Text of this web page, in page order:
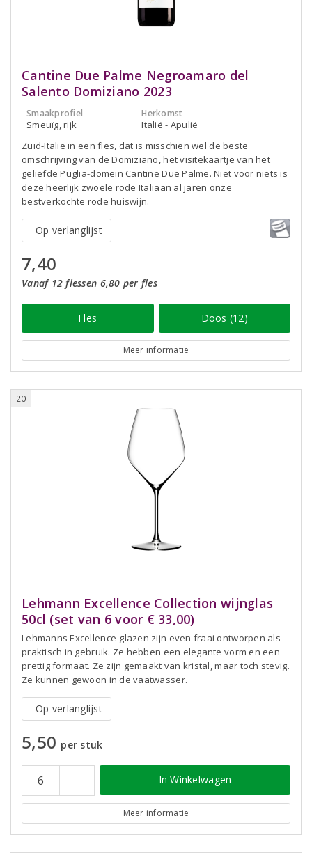
Cantine Due Palme Negroamaro del
Salento Domiziano 2023
Smaakprofiel
Smeuïg, rijk
Herkomst
Italië - Apulië
Zuid-Italië in een fles, dat is misschien wel de beste
omschrijving van de Domiziano, het visitekaartje van het
geliefde Puglia-domein Cantine Due Palme. Niet voor niets is
deze heerlijk zwoele rode Italiaan al jaren onze
bestverkochte rode huiswijn.
Op verlanglijst
7,40
Vanaf 12 flessen 6,80 per fles
Fles Doos (12)
Meer informatie
20
Lehmann Excellence Collection wijnglas
50cl (set van 6 voor € 33,00)
Lehmanns Excellence-glazen zijn even fraai ontworpen als
praktisch in gebruik. Ze hebben een elegante vorm en een
prettig formaat. Ze zijn gemaakt van kristal, maar toch stevig.
Ze kunnen gewoon in de vaatwasser.
Op verlanglijst
5,50 per stuk
In Winkelwagen
Meer informatie